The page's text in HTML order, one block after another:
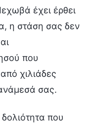
έχει έρθει
η στάση σας δεν
που
χιλιάδες
σας.
που